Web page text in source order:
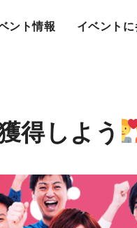
ント情報 イベント
得しよう